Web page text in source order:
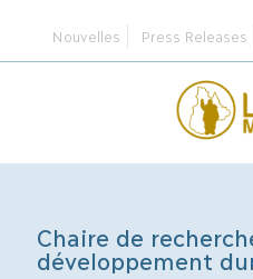
Nouvelles Press Releases
Chaire de
développement